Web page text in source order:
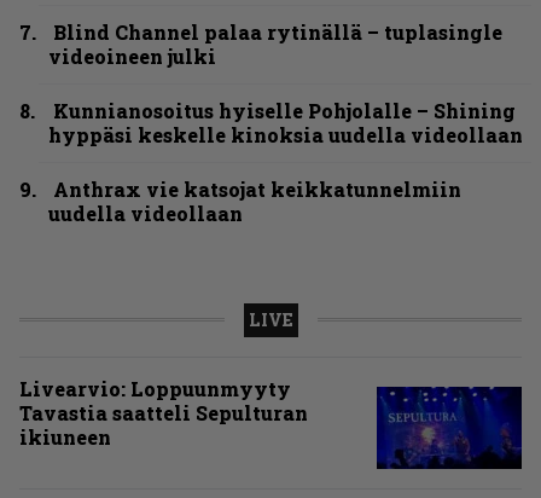
Blind Channel palaa rytinällä – tuplasingle
videoineen julki
Kunnianosoitus hyiselle Pohjolalle – Shining
hyppäsi keskelle kinoksia uudella videollaan
Anthrax vie katsojat keikkatunnelmiin
uudella videollaan
LIVE
Livearvio: Loppuunmyyty
Tavastia saatteli Sepulturan
ikiuneen